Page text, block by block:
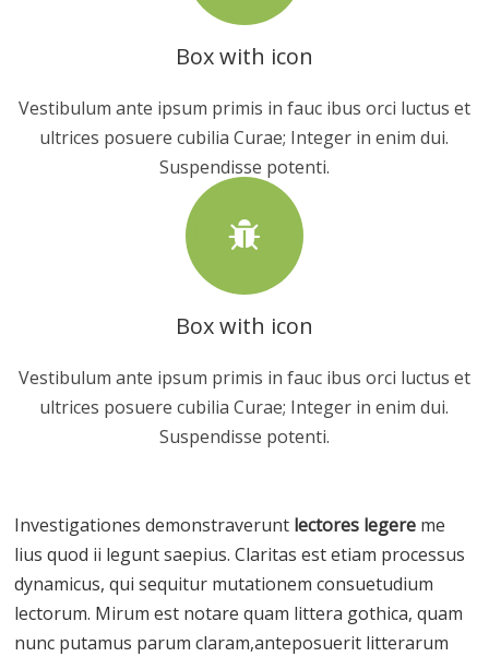
Box with icon
Vestibulum ante ipsum primis in fauc ibus orci luctus et
ultrices posuere cubilia Curae; Integer in enim dui.
Suspendisse potenti.
Box with icon
Vestibulum ante ipsum primis in fauc ibus orci luctus et
ultrices posuere cubilia Curae; Integer in enim dui.
Suspendisse potenti.
Investigationes demonstraverunt lectores legere me
lius quod ii legunt saepius. Claritas est etiam processus
dynamicus, qui sequitur mutationem consuetudium
lectorum. Mirum est notare quam littera gothica, quam
nunc putamus parum claram,anteposuerit litterarum